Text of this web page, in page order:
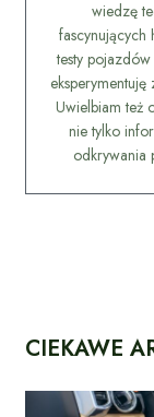
wiedzę
fascynujących
testy
Uwielbiam też
nie tylko
odkrywania
CIEKAWE